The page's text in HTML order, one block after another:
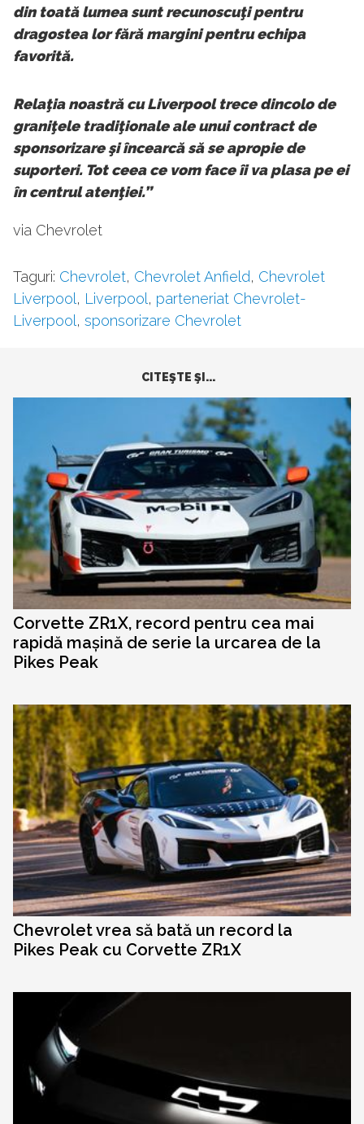
din toată lumea sunt recunoscuţi pentru
dragostea lor fără margini pentru echipa
favorită.
Relaţia noastră cu Liverpool trece dincolo de
graniţele tradiţionale ale unui contract de
sponsorizare şi încearcă să se apropie de
suporteri. Tot ceea ce vom face îi va plasa pe ei
în centrul atenţiei.”
via Chevrolet
Taguri: Chevrolet, Chevrolet Anfield, Chevrolet
Liverpool, Liverpool, parteneriat Chevrolet-
Liverpool, sponsorizare Chevrolet
CITEŞTE ŞI...
Corvette ZR1X, record pentru cea mai
rapidă mașină de serie la urcarea de la
Pikes Peak
Chevrolet vrea să bată un record la
Pikes Peak cu Corvette ZR1X